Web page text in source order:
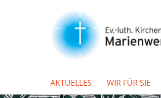
AKTUELLES WIR FÜR SIE